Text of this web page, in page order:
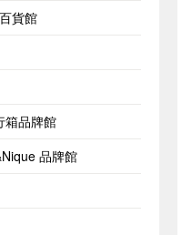
貨館
箱品牌館
品牌館